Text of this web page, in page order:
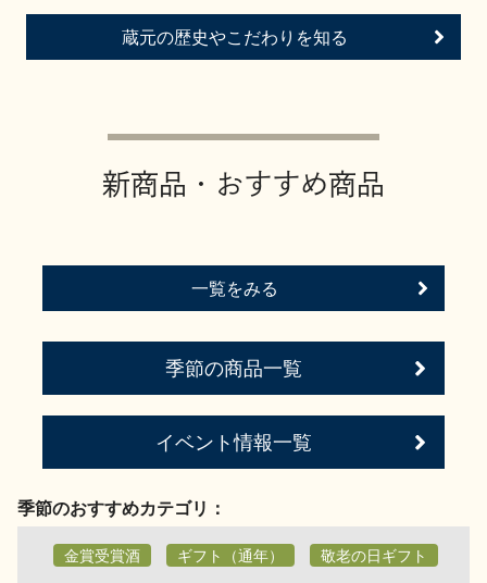
蔵元の歴史やこだわりを知る
新商品・おすすめ商品
一覧をみる
季節の商品一覧
イベント情報一覧
季節のおすすめカテゴリ：
金賞受賞酒 ギフト（通年） 敬老の日ギフト